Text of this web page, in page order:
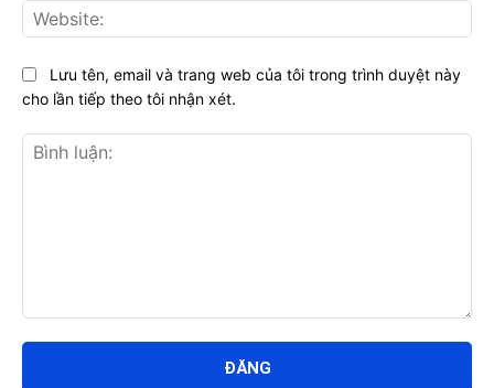
luận:
Lưu tên, email và trang web của tôi trong trình duyệt này
cho lần tiếp theo tôi nhận xét.